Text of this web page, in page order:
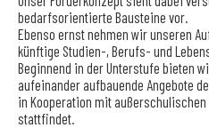
bedarfsorientierte Bausteine vor.
Ebenso ernst nehmen wir unseren
künftige Studien-, Berufs- und
Beginnend in der Unterstufe bieten
aufeinander aufbauende Angebote
in Kooperation mit
stattfindet.